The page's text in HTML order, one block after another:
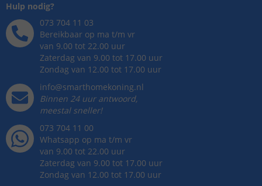
Hulp nodig?
073 704 11 03
Bereikbaar op ma t/m vr
van 9.00 tot 22.00 uur
Zaterdag van 9.00 tot 17.00 uur
Zondag van 12.00 tot 17.00 uur
info@smarthomekoning.nl
Binnen 24 uur antwoord,
meestal sneller!
073 704 11 00
Whatsapp op ma t/m vr
van 9.00 tot 22.00 uur
Zaterdag van 9.00 tot 17.00 uur
Zondag van 12.00 tot 17.00 uur